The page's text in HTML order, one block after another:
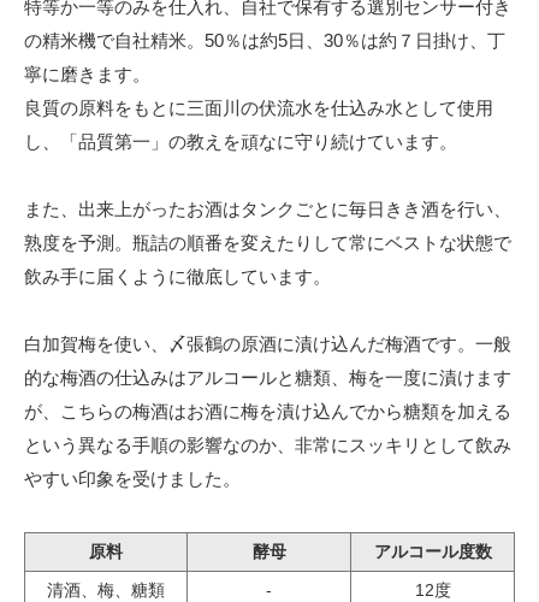
特等か一等のみを仕入れ、自社で保有する選別センサー付き
の精米機で自社精米。50％は約5日、30％は約７日掛け、丁
寧に磨きます。
良質の原料をもとに三面川の伏流水を仕込み水として使用
し、「品質第一」の教えを頑なに守り続けています。
また、出来上がったお酒はタンクごとに毎日きき酒を行い、
熟度を予測。瓶詰の順番を変えたりして常にベストな状態で
飲み手に届くように徹底しています。
白加賀梅を使い、〆張鶴の原酒に漬け込んだ梅酒です。一般
的な梅酒の仕込みはアルコールと糖類、梅を一度に漬けます
が、こちらの梅酒はお酒に梅を漬け込んでから糖類を加える
という異なる手順の影響なのか、非常にスッキリとして飲み
やすい印象を受けました。
原料 酵母
アルコール度数
清酒、梅、糖類
-
12度